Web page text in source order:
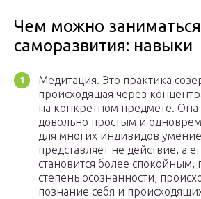
Чем можно
саморазвития: навыки
Медитация. Это практика
происходящая через
на конкретном предмете. Она
довольно простым и
для многих индивидов
представляет не действие, а
становится более спокойным,
степень осознанности,
познание себя и